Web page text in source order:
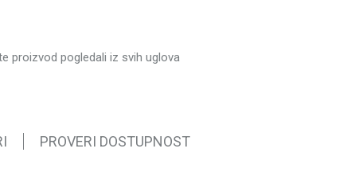
proizvod pogledali iz svih uglova
PROVERI DOSTUPNOST